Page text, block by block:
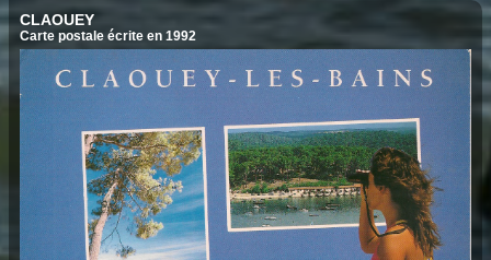
CLAOUEY
Carte postale écrite en 1992